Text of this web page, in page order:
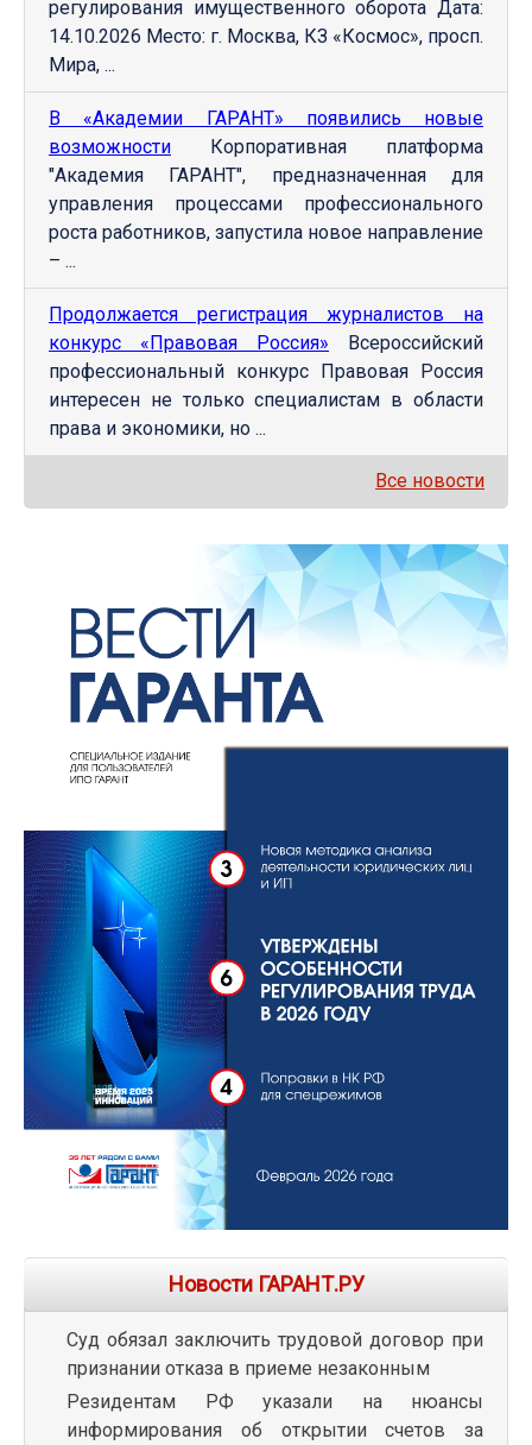
регулирования имущественного оборота Дата:
14.10.2026 Место: г. Москва, КЗ «Космос», просп.
Мира, ...
В «Академии ГАРАНТ» появились новые
возможности Корпоративная платформа
"Академия ГАРАНТ", предназначенная для
управления процессами профессионального
роста работников, запустила новое направление
– ...
Продолжается регистрация журналистов на
конкурс «Правовая Россия» Всероссийский
профессиональный конкурс Правовая Россия
интересен не только специалистам в области
права и экономики, но ...
Все новости
Новости ГАРАНТ.РУ
Суд обязал заключить трудовой договор при
признании отказа в приеме незаконным
Резидентам РФ указали на нюансы
информирования об открытии счетов за